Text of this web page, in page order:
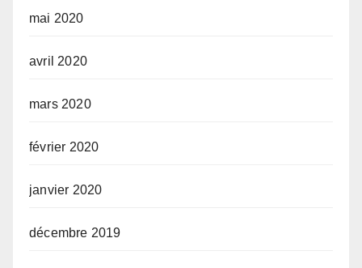
mai 2020
avril 2020
mars 2020
février 2020
janvier 2020
décembre 2019